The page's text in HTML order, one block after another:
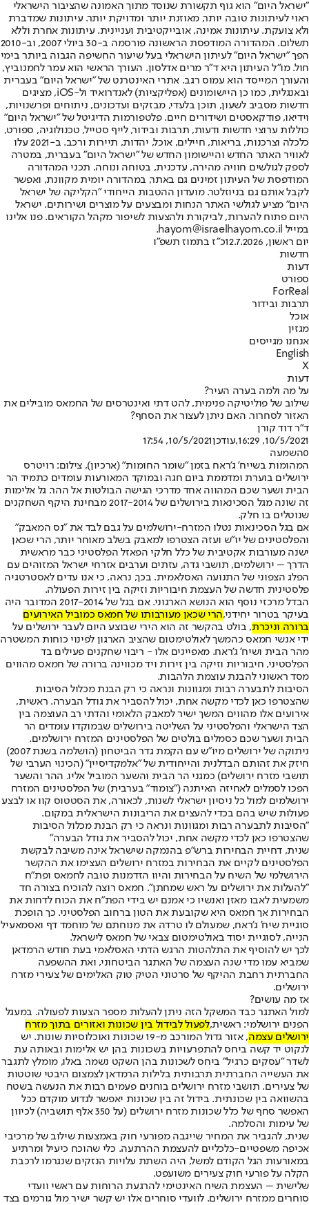
"ישראל היום" הוא גוף תקשורת שנוסד מתוך האמונה שהציבור הישראלי
ראוי לעיתונות טובה יותר, מאוזנת יותר ומדויקת יותר. עיתונות שמדברת
ולא צועקת. עיתונות אמינה, אובייקטיבית ועניינית. עיתונות אחרת וללא
תשלום. המהדורה המודפסת הראשונה פורסמה ב-30 ביולי 2007, וב-2010
הפך "ישראל היום" לעיתון הישראלי בעל שיעור החשיפה הגבוה ביותר בימי
חול. מו"ל העיתון היא ד"ר מרים אדלסון. העורך הראשי הוא עמר לחמנוביץ,
והעורך המייסד הוא עמוס רגב. אתרי האינטרנט של "ישראל היום" בעברית
ובאנגלית, כמו כן היישומונים (אפליקציות) לאנדרואיד ול-iOS, מציגים
חדשות מסביב לשעון, תוכן בלעדי, מבזקים ועדכונים, ניתוחים ופרשנויות,
וידיאו, פודקאסטים ושידורים חיים. פלטפורמות הדיגיטל של "ישראל היום"
כוללות ערוצי חדשות ודעות, תרבות ובידור, לייף סטייל, טכנולוגיה, ספורט,
כלכלה וצרכנות, בריאות, חיילים, אוכל, יהדות, תיירות ורכב. ב-2021 עלו
לאוויר האתר החדש והיישומון החדש של "ישראל היום" בעברית, במטרה
לספק לגולשים חוויה מהירה, עדכנית, בטוחה ונוחה. תכני המהדורה
המודפסת של העיתון זמינים גם באתר, במהדורה יומית מקוונת, ואפשר
לקבל אותם גם בניוזלטר. מועדון ההטבות הייחודי "הקליקה של ישראל
היום" מציע לגולשי האתר הנחות ומבצעים על מוצרים ושירותים. ישראל
היום פתוח להערות, לביקורת ולהצעות לשיפור מקהל הקוראים. פנו אלינו
במייל hayom@israelhayom.co.il.
יום ראשון, 12.7.2026
כ"ז בתמוז תשפ"ו
חדשות
דעות
ספורט
ForReal
תרבות ובידור
אוכל
מגזין
אנחנו מגייסים
English
X
דעות
על מה ולמה בערה העיר?
שילוב של פוליטיקה פנימית, להט דתי ואינטרסים של החמאס מובילים את
האזור לסחרור. האם ניתן לעצור את הסחף?
ד"ר דוד קורן
10/5/2021, 16:29
,עודכן10/5/2021, 17:54
0השמעה
המהומות בשייח' ג'ראח בזמן "שומר החומות" (ארכיון), צילום: רויטרס
ירושלים בוערת ומדממת ביום חגה ובמוקד המאורעות עומדים כתמיד הר
הבית ושער שכם המהווה אחד מדרכי הגישה הבולטות אל ההר. גל אלימות
זה שונה מגל הסכינאות בירושלים של 2017-2014 מבחינת היקף השחקנים
שנוטלים בו חלק.
אם בגל הסכינאות נטלו המזרח-ירושלמים על גבם לבד את "נס המאבק"
והפלסטינים של יו"ש ועזה הצטרפו למאבק בשלב מאוחר יותר, הרי שכאן
ישנה מעורבות אקטיבית של כלל חלקי הפאזל הפלסטיני כבר מראשית
הדרך – ירושלמים, תושבי גדה, עזתים וערבים אזרחי ישראל המזוהים עם
הפלג הצפוני של התנועה האסלאמית. בכך, נראה, כי אנו עדים לאסטרטגיה
פלסטינית חדשה של העצמת חיבוריות וזיקה בין זירות הפעולה.
הבדל מרכזי נוסף הוא הנושא הארגוני. אם בגל של 2017-2014 המדובר היה
בעיקר בטרור יחידני,הרי שכאן מעורבותו של חמאס כמוביל האירועים
ברורה וניכרת, בולט בהקשר זה הוא הירי שבוצע היום לעבר ירושלים על
ידי אנשי חמאס כהמשך לאולטימטום שהציב הארגון לפינוי כוחות המשטרה
מהר הבית ושיח' ג'ראח. מאפיינים אלו - ריבוי שחקנים פעילים בד
הפלסטיני, חיבוריות וזיקה בין זירות ויד מכווינה ברורה של חמאס מהווים
מסד ראשוני להבנת עוצמת הלהבות.
הסיבות לתבערה רבות ומגוונות ונראה כי רק הבנת מכלול הסיבות
שהצטרפו כאן לכדי מקשה אחת, יכול להסביר את גודל הבערה. ראשית,
אירועים אלו מהווים המשך ישיר למאבק הלאומי והדתי רב העוצמה בין
הצד הישראלי והפלסטיני על השליטה בירושלים שבמוקדו עומדים הר
הבית ושער שכם כסמלים בולטים של הפלסטינים המזרח ירושלמים.
ניתוקה של ירושלים מיו"ש עם הקמת גדר הביטחון (הושלמה בשנת 2007)
חיזק את זהותם הבדלנית והייחודית של "אלמקדיסיין" (הכינוי הערבי של
תושבי מזרח ירושלים) כמגני הר הבית והשער המוביל אליו. ההר והשער
הפכו לסמלים לאחיזה האיתנה ("צומוד" בערבית) של הפלסטינים המזרח
ירושלמים למול כל ניסיון ישראלי לשנות, לכאורה, את הסטטוס קוו או לבצע
פעולות שיש בהם בכדי להעצים את הריבונות הישראלית במקום.
"הסיבות לתבערה רבות ומגוונות ונראה כי רק הבנת מכלול הסיבות
שהצטרפו כאן לכדי מקשה אחת, יכול להסביר את גודל הבערה"
שנית, דחיית הבחירות ברש"פ בהנמקה שישראל אינה משיבה לבקשת
הפלסטינים לקיים את הבחירות במזרח ירושלים העצימו את ההקשר
הירושלמי של השיח על הבחירות והיוו הזדמנות טובה לחמאס ופת"ח
"להעלות את ירושלים על ראש שמחתן". חמאס רוצה להוכיח בצורה חד
משמעית לאבו מאזן ואנשיו כי אמנם יש בידי הפת"ח את הכוח לדחות את
הבחירות אך חמאס היא שקובעת את הטון ברחוב הפלסטיני. כך הופכת
סוגיית שיח' ג'ראח, שמעולם לו טרדה את מנוחתם של מוחמד דף ואסמאעיל
הנייה, לסוגיית יסוד באולטימטום צבאי של חמאס לישראל.
לכך יש להוסיף את התלהטות הרגש הדתי האסלאמי בעת חודש הרמדאן
שמביא עמו מדי שנה העצמה של האתגר הביטחוני, ואת ההשפעה
החברתית רחבת ההיקף של סרטוני הטיק טוק האלימים של צעירי מזרח
ירושלים.
אז מה עושים?
למול האתגר כבד המשקל הזה ניתן להעלות מספר הצעות לפעולה. במעגל
הפנים ירושלמי: ראשית,לפעול לבידול בין שכונות ואזורים בתוך מזרח
ירושלים עצמה
, אזור גדול המורכב מ-19 שכונות ואוכלוסיות שונות. יש
לנקוט יד קשה ביחס להתפרעויות בשכונות בהן יש אלימות ובאותה עת
לשדר "עסקים כרגיל" ביחס לשכונות בהן השקט נשמר. באלו, מומלץ לתגבר
את העשייה החברתית תרבותית בלילות הרמדאן לצמצום היבטי שוטטות
של צעירים. תושבי מזרח ירושלים בוחנים פעמים רבות את הנעשה בשטח
בהשוואה בין שכונתית. בידול זה בין שכונות יאפשר לגדוע מוקדם ככל
האפשר סחף של כלל שכונות מזרח ירושלים (על 350 אלף תושביה) לכיוון
של עימות והסלמה.
שנית, להגביר את המחיר שייגבה מפורעי חוק באמצעות שילוב של מרכיבי
אכיפה משפטיים-כלכליים להעצמת ההרתעה. כלי שהוכח כיעיל ומרתיע
במאורעות הגל הקודם למשל, היה השתת עלויות הנזקים שנגרמו לרכבת
הקלה על פורעי חוק צעירים משועפט.
שלישית – העצמת השיח האינטימי להרגעת הרוחות עם ראשי וועדי
סוחרים ממזרח ירושלים. לוועדי סוחרים אלו יש קשר ישיר מול גורמים בצד